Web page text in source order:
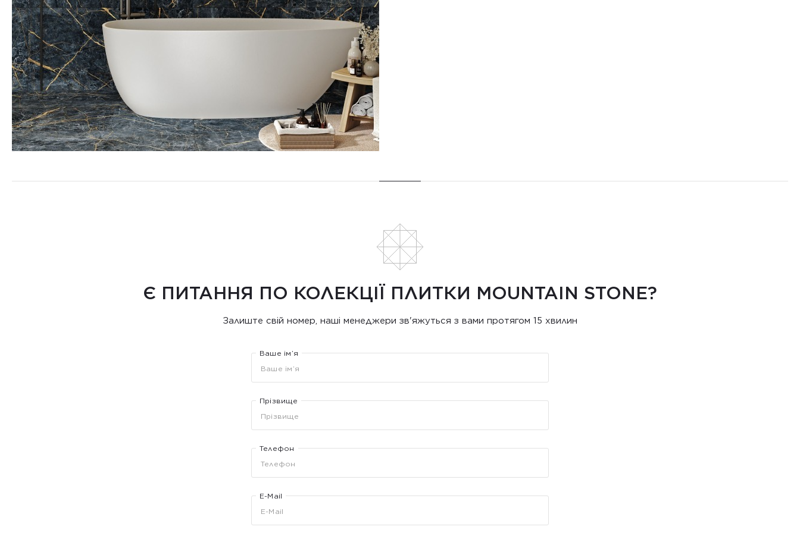
Є ПИТАННЯ ПО КОЛЕКЦІЇ ПЛИТКИ MOUNTAIN STONE?
Залиште свій номер, наші менеджери зв'яжуться з вами протягом 15 хвилин
Ваше ім’я
Прізвище
Телефон
E-Mail